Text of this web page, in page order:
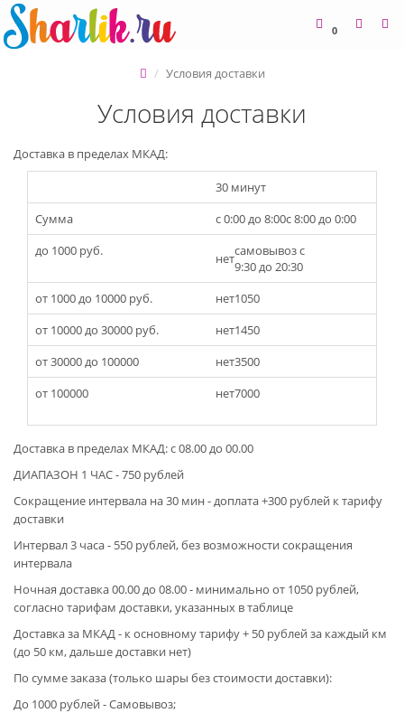
0
Условия доставки
Условия доставки
Доставка в пределах МКАД:
30 минут
Сумма
с 0:00 до 8:00с 8:00 до 0:00
до 1000 руб.
нетсамовывоз с
9:30 до 20:30
от 1000 до 10000 руб.
нет1050
от 10000 до 30000 руб.
нет1450
от 30000 до 100000
нет3500
от 100000
нет7000
Доставка в пределах МКАД: с 08.00 до 00.00
ДИАПАЗОН 1 ЧАС - 750 рублей
Сокращение интервала на 30 мин - доплата +300 рублей к тарифу
доставки
Интервал 3 часа - 550 рублей, без возможности сокращения
интервала
Ночная доставка 00.00 до 08.00 - минимально от 1050 рублей,
согласно тарифам доставки, указанных в таблице
Доставка за МКАД - к основному тарифу + 50 рублей за каждый км
(до 50 км, дальше доставки нет)
По сумме заказа (только шары без стоимости доставки):
До 1000 рублей - Самовывоз;